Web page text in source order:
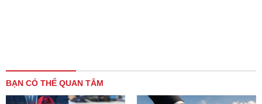
BẠN CÓ THỂ QUAN TÂM